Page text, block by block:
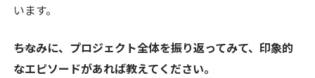
います。
――ちなみに、プロジェクト全体を振り返ってみて、印象的
なエピソードがあれば教えてください。